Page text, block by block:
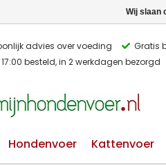
advies over voeding
Gratis
besteld, in 2 werkdagen bezorgd
Hondenvoer Kattenvoer
zoek?
Wij slaan